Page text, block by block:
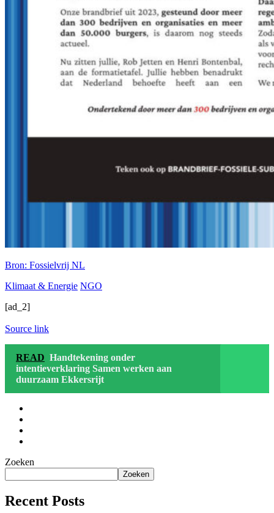
Bron: Fossielvrij NL
Klimaat & Energie NGO
[ad_2]
Source link
READ Handtekening onder
intentieverklaring Samen werken aan
duurzaam Ekkersrijt
Zoeken
Zoeken
Recent Posts